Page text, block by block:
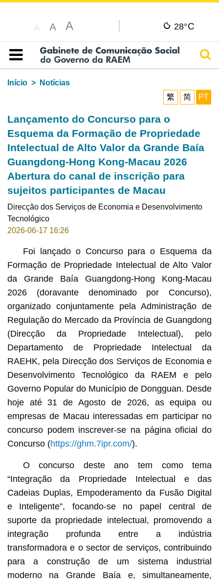
A A A 28°C
Índice
Início
Notícias
繁
简 PT
Lançamento do Concurso para o
Esquema da Formação de Propriedade
Intelectual de Alto Valor da Grande Baía
Guangdong-Hong Kong-Macau 2026
Abertura do canal de inscrição para
sujeitos participantes de Macau
Direcção dos Serviços de Economia e Desenvolvimento
Tecnológico
2026-06-17 16:26
Foi lançado o Concurso para o Esquema da
Formação de Propriedade Intelectual de Alto Valor
da Grande Baía Guangdong-Hong Kong-Macau
2026 (doravante denominado por Concurso),
organizado conjuntamente pela Administração de
Regulação do Mercado da Província de Guangdong
(Direcção da Propriedade Intelectual), pelo
Departamento de Propriedade Intelectual da
RAEHK, pela Direcção dos Serviços de Economia e
Desenvolvimento Tecnológico da RAEM e pelo
Governo Popular do Município de Dongguan. Desde
hoje até 31 de Agosto de 2026, as equipa ou
empresas de Macau interessadas em participar no
concurso podem inscrever-se na página oficial do
Concurso (https://ghm.7ipr.com/).
O concurso deste ano tem como tema
“Integração da Propriedade Intelectual e das
Cadeias Duplas, Empoderamento da Fusão Digital
e Inteligente”, focando-se no papel central de
suporte da propriedade intelectual, promovendo a
integração profunda entre a indústria
transformadora e o sector de serviços, contribuindo
para a construção de um sistema industrial
moderno na Grande Baía e, simultaneamente,